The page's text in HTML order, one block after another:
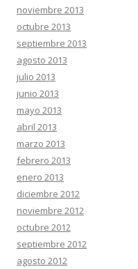
noviembre 2013
octubre 2013
septiembre 2013
agosto 2013
julio 2013
junio 2013
mayo 2013
abril 2013
marzo 2013
febrero 2013
enero 2013
diciembre 2012
noviembre 2012
octubre 2012
septiembre 2012
agosto 2012